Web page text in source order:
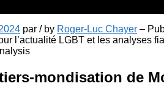
par / by Roger-Luc Chayer –
l’actualité LGBT et les analyses
mondisation de